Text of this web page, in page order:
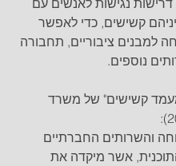
נגישות לאנשים עם
קשישים, כדי לאפשר
למבנים ציבוריים, תחבורה
נוספים.
קשישים" של משרד
והשרותים החברתיים
אשר מיקדה את